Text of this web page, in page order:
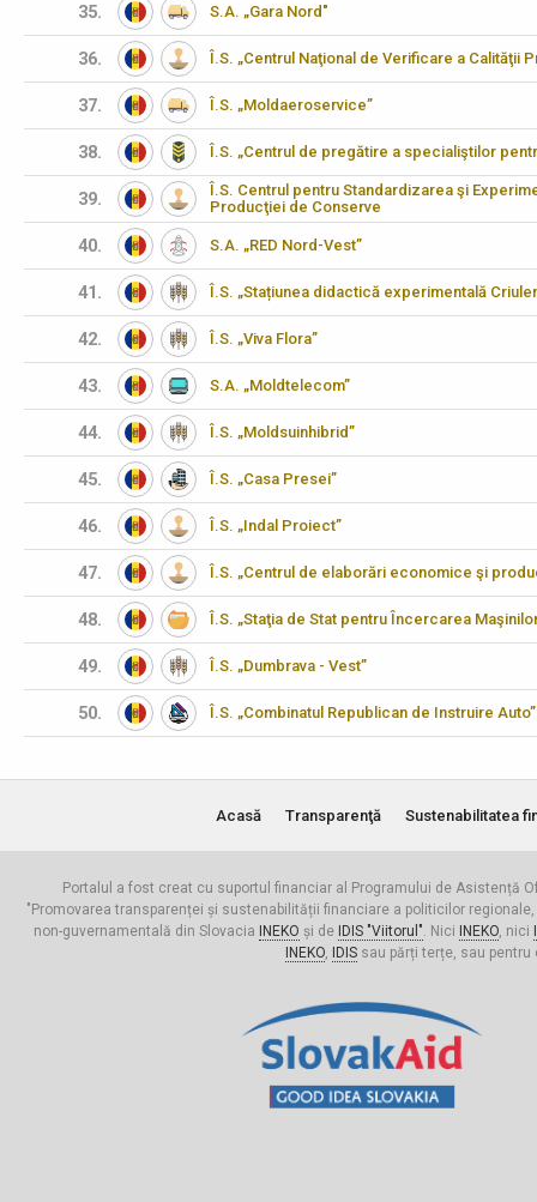
35. S.A. „Gara Nord"
36. Î.S. „Centrul Naţional de Verificare a Calităţii
37. Î.S. „Moldaeroservice”
38. Î.S. „Centrul de pregătire a specialiştilor
39.
Î.S. Centrul pentru Standardizarea şi
Producţiei de Conserve
40. S.A. „RED Nord-Vest”
41. Î.S. „Stațiunea didactică experimentală
42. Î.S. „Viva Flora”
43. S.A. „Moldtelecom”
44. Î.S. „Moldsuinhibrid”
45. Î.S. „Casa Presei”
46. Î.S. „Indal Proiect”
47. Î.S. „Centrul de elaborări economice şi
48. Î.S. „Staţia de Stat pentru Încercarea
49. Î.S. „Dumbrava - Vest”
50. Î.S. „Combinatul Republican de Instruire Auto”
Acasă Transparenţă Sustenabilitatea
Portalul a fost creat cu suportul financiar al Programului de Asistență
"Promovarea transparenței și sustenabilității financiare a politicilor
non-guvernamentală din Slovacia
INEKO și de IDIS "Viitorul". Nici INEKO, nici
INEKO, IDISsau părți terțe, sau pentru